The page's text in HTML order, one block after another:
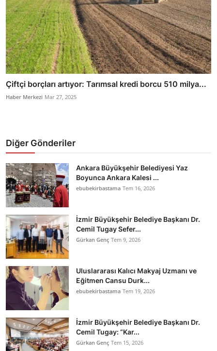
Çiftçi borçları artıyor: Tarımsal kredi borcu 510 milya...
Haber Merkezi Mar 27, 2025
Diğer Gönderiler
Ankara Büyükşehir Belediyesi Yaz
Boyunca Ankara Kalesi ...
ebubekirbastama Tem 16, 2026
İzmir Büyükşehir Belediye Başkanı Dr.
Cemil Tugay Sefer...
Gürkan Genç Tem 9, 2026
Uluslararası Kalıcı Makyaj Uzmanı ve
Eğitmen Cansu Durk...
ebubekirbastama Tem 19, 2026
İzmir Büyükşehir Belediye Başkanı Dr.
Cemil Tugay: “Kar...
Gürkan Genç Tem 15, 2026